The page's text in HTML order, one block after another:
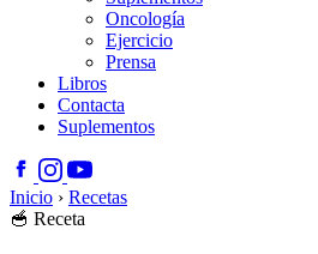
Oncología
Ejercicio
Prensa
Libros
Contacta
Suplementos
Inicio › Recetas
🥣 Receta